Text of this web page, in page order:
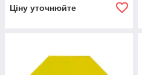
Ціну уточнюйте